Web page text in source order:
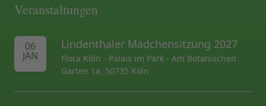
Veranstaltungen
06
JAN
Lindenthaler Mädchensitzung 2027
Flora Köln - Palais im Park - Am Botanischen
Garten 1a, 50735 Köln